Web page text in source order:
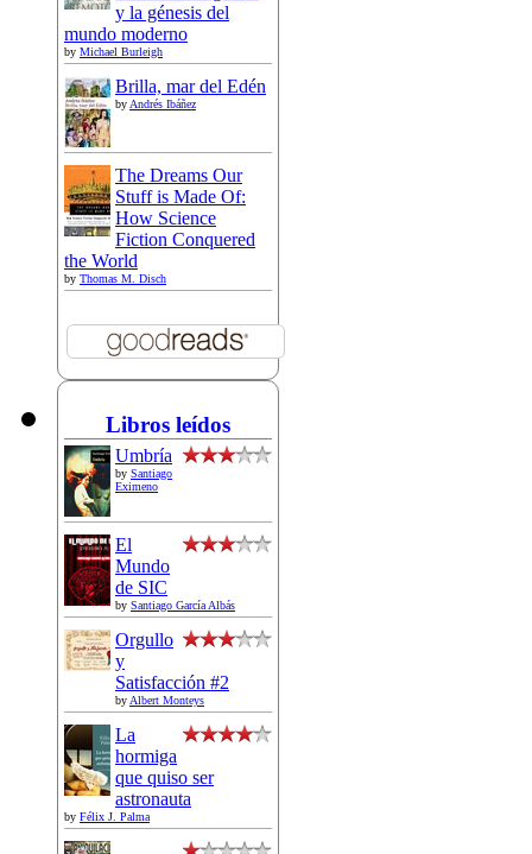
y la génesis del
mundo moderno
by Michael Burleigh
Brilla, mar del Edén
by Andrés Ibáñez
The Dreams Our
Stuff is Made Of:
How Science
Fiction Conquered
the World
by Thomas M. Disch
Libros leídos
Umbría
by Santiago
Eximeno
El
Mundo
de SIC
by Santiago García Albás
Orgullo
y
Satisfacción #2
by Albert Monteys
La
hormiga
que quiso ser
astronauta
by Félix J. Palma